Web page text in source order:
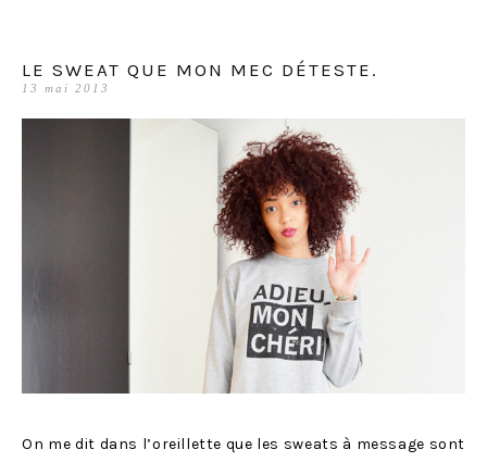
LE SWEAT QUE MON MEC DÉTESTE.
13 mai 2013
On me dit dans l’oreillette que les sweats à message sont